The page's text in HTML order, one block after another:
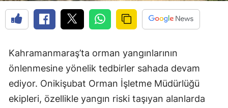
Kahramanmaraş’ta orman yangınlarının
önlenmesine yönelik tedbirler sahada devam
ediyor. Onikişubat Orman İşletme Müdürlüğü
ekipleri, özellikle yangın riski taşıyan alanlarda